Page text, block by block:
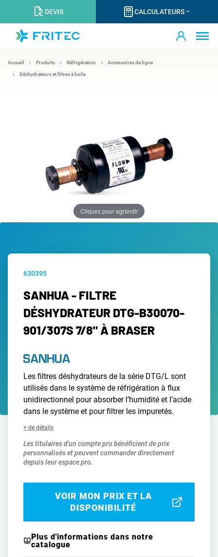
DEVIS CALCULATEURS
Accueil Produits Réfrigération Accessoires de ligne
Déshydrateurs et filtres à huile
Cliquez pour agrandir
630395
SANHUA - FILTRE
DÉSHYDRATEUR DTG-B30070-
901/307S 7/8" À BRASER
Les filtres déshydrateurs de la série DTG/L sont
utilisés dans le système de réfrigération à flux
unidirectionnel pour absorber l’humidité et l’acide
dans le système et pour filtrer les impuretés.
+ de détails
Les titulaires d'un compte pro bénéficient de prix
personnalisés et peuvent commander directement
depuis leur espace pro.
VOIR MON PRIX ET LA
DISPONIBILITÉ
Plus d'informations dans notre
catalogue